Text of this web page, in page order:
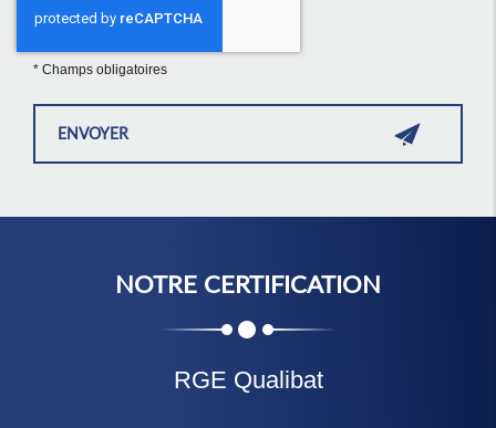
* Champs obligatoires
NOTRE CERTIFICATION
RGE Qualibat